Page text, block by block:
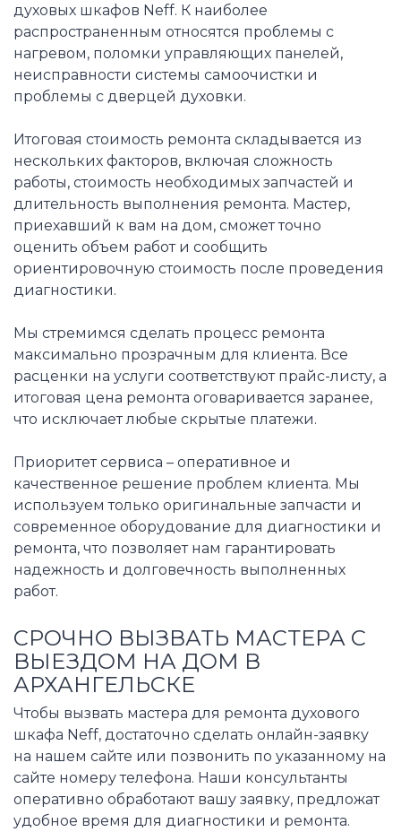
духовых шкафов Neff. К наиболее
распространенным относятся проблемы с
нагревом, поломки управляющих панелей,
неисправности системы самоочистки и
проблемы с дверцей духовки.
Итоговая стоимость ремонта складывается из
нескольких факторов, включая сложность
работы, стоимость необходимых запчастей и
длительность выполнения ремонта. Мастер,
приехавший к вам на дом, сможет точно
оценить объем работ и сообщить
ориентировочную стоимость после проведения
диагностики.
Мы стремимся сделать процесс ремонта
максимально прозрачным для клиента. Все
расценки на услуги соответствуют прайс-листу, а
итоговая цена ремонта оговаривается заранее,
что исключает любые скрытые платежи.
Приоритет сервиса – оперативное и
качественное решение проблем клиента. Мы
используем только оригинальные запчасти и
современное оборудование для диагностики и
ремонта, что позволяет нам гарантировать
надежность и долговечность выполненных
работ.
СРОЧНО ВЫЗВАТЬ МАСТЕРА С
ВЫЕЗДОМ НА ДОМ В
АРХАНГЕЛЬСКЕ
Чтобы вызвать мастера для ремонта духового
шкафа Neff, достаточно сделать онлайн-заявку
на нашем сайте или позвонить по указанному на
сайте номеру телефона. Наши консультанты
оперативно обработают вашу заявку, предложат
удобное время для диагностики и ремонта.